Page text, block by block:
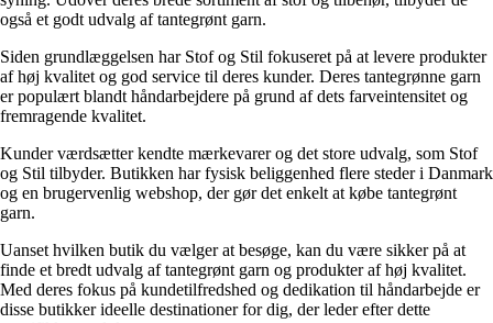
også et godt udvalg af tantegrønt garn.
Siden grundlæggelsen har Stof og Stil fokuseret på at levere produkter
af høj kvalitet og god service til deres kunder. Deres tantegrønne garn
er populært blandt håndarbejdere på grund af dets farveintensitet og
fremragende kvalitet.
Kunder værdsætter kendte mærkevarer og det store udvalg, som Stof
og Stil tilbyder. Butikken har fysisk beliggenhed flere steder i Danmark
og en brugervenlig webshop, der gør det enkelt at købe tantegrønt
garn.
Uanset hvilken butik du vælger at besøge, kan du være sikker på at
finde et bredt udvalg af tantegrønt garn og produkter af høj kvalitet.
Med deres fokus på kundetilfredshed og dedikation til håndarbejde er
disse butikker ideelle destinationer for dig, der leder efter dette